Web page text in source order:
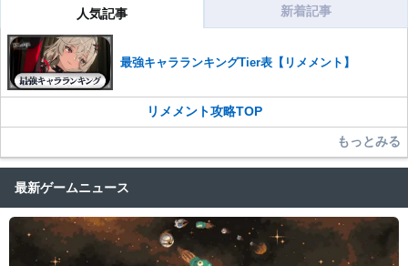
人気記事 新着記事
最強キャラランキングTier表【リメメント】
リメメント攻略TOP
もっとみる
最新ゲームニュース